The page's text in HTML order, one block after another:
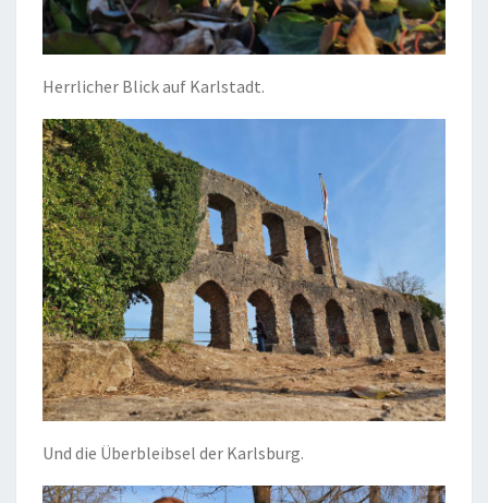
Herrlicher Blick auf Karlstadt.
Und die Überbleibsel der Karlsburg.